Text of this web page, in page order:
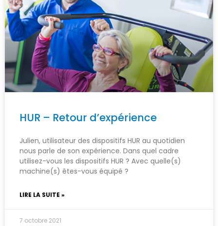
HUR – Retour d’expérience
Julien, utilisateur des dispositifs HUR au quotidien
nous parle de son expérience. Dans quel cadre
utilisez-vous les dispositifs HUR ? Avec quelle(s)
machine(s) êtes-vous équipé ?
LIRE LA SUITE »
7 octobre 2021